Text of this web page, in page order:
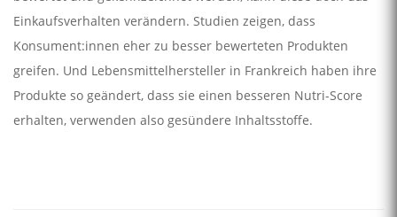
Einkaufsverhalten verändern. Studien zeigen, dass
Konsument:innen eher zu besser bewerteten Produkten
greifen. Und Lebensmittelhersteller in Frankreich haben ihre
Produkte so geändert, dass sie einen besseren Nutri-Score
erhalten, verwenden also gesündere Inhaltsstoffe.